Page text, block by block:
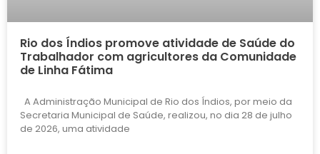
Rio dos Índios promove atividade de Saúde do
Trabalhador com agricultores da Comunidade
de Linha Fátima
A Administração Municipal de Rio dos Índios, por meio da
Secretaria Municipal de Saúde, realizou, no dia 28 de julho
de 2026, uma atividade